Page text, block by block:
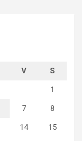
V S
1
7 8
14 15